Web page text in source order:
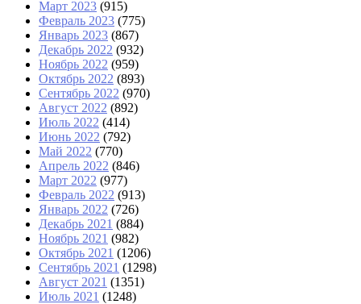
Март 2023 (915)
Февраль 2023 (775)
Январь 2023 (867)
Декабрь 2022 (932)
Ноябрь 2022 (959)
Октябрь 2022 (893)
Сентябрь 2022 (970)
Август 2022 (892)
Июль 2022 (414)
Июнь 2022 (792)
Май 2022 (770)
Апрель 2022 (846)
Март 2022 (977)
Февраль 2022 (913)
Январь 2022 (726)
Декабрь 2021 (884)
Ноябрь 2021 (982)
Октябрь 2021 (1206)
Сентябрь 2021 (1298)
Август 2021 (1351)
Июль 2021 (1248)